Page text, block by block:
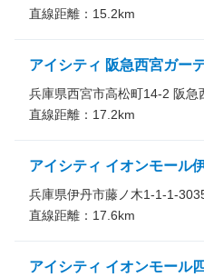
直線距離： 15.2km
アイシティ 阪急西宮ガー
兵庫県西宮市高松町14-2 阪急
直線距離： 17.2km
アイシティ イオンモール
兵庫県伊丹市藤ノ木1-1-1-
直線距離： 17.6km
アイシティ イオンモール